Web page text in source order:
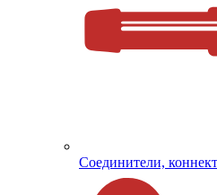
Соединители,